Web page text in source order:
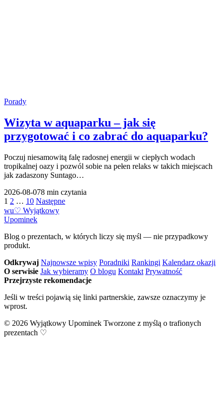
Porady
Wizyta w aquaparku – jak się
przygotować i co zabrać do aquaparku?
Poczuj niesamowitą falę radosnej energii w ciepłych wodach
tropikalnej oazy i pozwól sobie na pełen relaks w takich miejscach
jak zadaszony Suntago…
2026-08-078 min czytania
Stronicowanie
wpisów
1 2 … 10 Następne
wu♡ Wyjątkowy
Upominek
Blog o prezentach, w których liczy się myśl — nie przypadkowy
produkt.
Odkrywaj Najnowsze wpisy Poradniki Rankingi Kalendarz okazji
O serwisie Jak wybieramy O blogu Kontakt Prywatność
Przejrzyste rekomendacje
Jeśli w treści pojawią się linki partnerskie, zawsze oznaczymy je
wprost.
© 2026 Wyjątkowy Upominek Tworzone z myślą o trafionych
prezentach ♡